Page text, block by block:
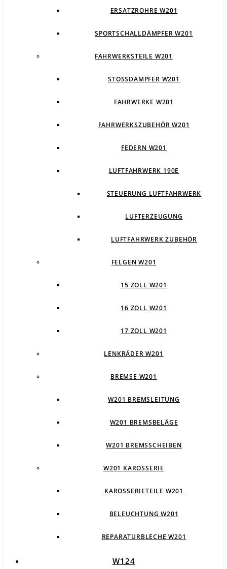
ERSATZROHRE W201
SPORTSCHALLDÄMPFER W201
FAHRWERKSTEILE W201
STOSSDÄMPFER W201
FAHRWERKE W201
FAHRWERKSZUBEHÖR W201
FEDERN W201
LUFTFAHRWERK 190E
STEUERUNG LUFTFAHRWERK
LUFTERZEUGUNG
LUFTFAHRWERK ZUBEHÖR
FELGEN W201
15 ZOLL W201
16 ZOLL W201
17 ZOLL W201
LENKRÄDER W201
BREMSE W201
W201 BREMSLEITUNG
W201 BREMSBELÄGE
W201 BREMSSCHEIBEN
W201 KAROSSERIE
KAROSSERIETEILE W201
BELEUCHTUNG W201
REPARATURBLECHE W201
W124